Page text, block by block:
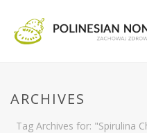
ARCHIVES
Tag Archives for: "Spirulina